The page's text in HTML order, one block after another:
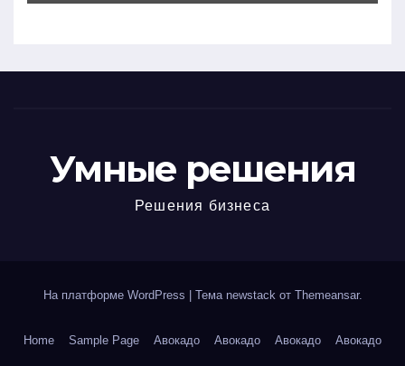
Умные решения
Решения бизнеса
На платформе WordPress Тема newstack от Themeansar.
Home Sample Page Авокадо Авокадо Авокадо Авокадо